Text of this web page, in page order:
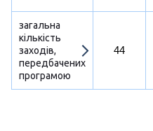
загальна
кількість
заходів,
передбачених
програмою
44